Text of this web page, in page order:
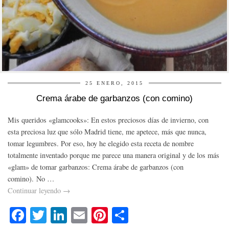
25 ENERO, 2015
Crema árabe de garbanzos (con comino)
Mis queridos «glamcooks»: En estos preciosos días de invierno, con
esta preciosa luz que sólo Madrid tiene, me apetece, más que nunca,
tomar legumbres. Por eso, hoy he elegido esta receta de nombre
totalmente inventado porque me parece una manera original y de los más
«glam» de tomar garbanzos: Crema árabe de garbanzos (con
comino). No …
Continuar leyendo →
Fa T Li E Pi